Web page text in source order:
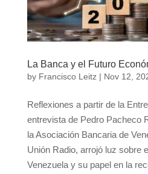
La Banca y el Futuro
by Francisco Leitz| Nov 12,
Reflexiones a partir de la
entrevista de Pedro Pacheco
la Asociación Bancaria de
Unión Radio, arrojó luz sobre
Venezuela y su papel en la